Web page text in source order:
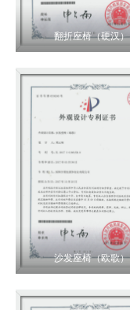
翻折座椅（硬汉）
沙发座椅（欧歌）